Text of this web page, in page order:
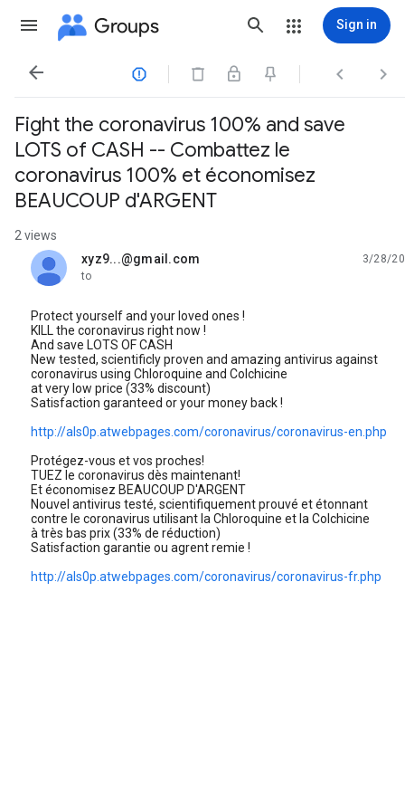
Groups Sign in
   
Fight the coronavirus 100% and save
LOTS of CASH -- Combattez le
coronavirus 100% et économisez
BEAUCOUP d'ARGENT
2 views
xyz9...@gmail.com
unread,
3/28/20
to
Protect yourself and your loved ones !
KILL the coronavirus right now !
And save LOTS OF CASH
New tested, scientificly proven and amazing antivirus against
coronavirus using Chloroquine and Colchicine
at very low price (33% discount)
Satisfaction garanteed or your money back !
http://als0p.atwebpages.com/coronavirus/coronavirus-en.php
Protégez-vous et vos proches!
TUEZ le coronavirus dès maintenant!
Et économisez BEAUCOUP D'ARGENT
Nouvel antivirus testé, scientifiquement prouvé et étonnant
contre le coronavirus utilisant la Chloroquine et la Colchicine
à très bas prix (33% de réduction)
Satisfaction garantie ou agrent remie !
http://als0p.atwebpages.com/coronavirus/coronavirus-fr.php